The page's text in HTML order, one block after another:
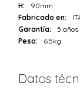
H:
90mm
Fabricado en:
Garantía:
5 años
Peso:
6.5kg
Datos